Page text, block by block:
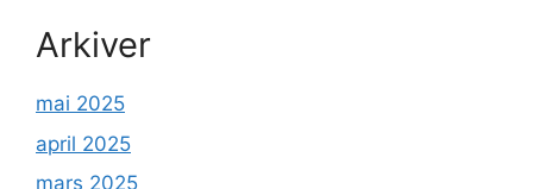
Arkiver
mai 2025
april 2025
mars 2025